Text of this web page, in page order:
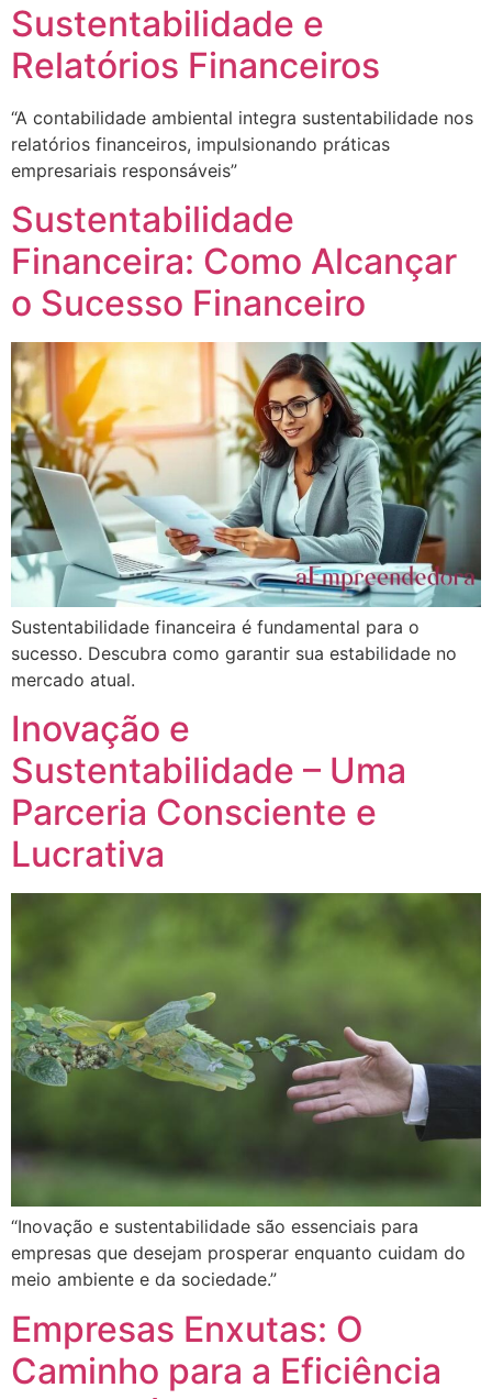
Sustentabilidade e
Relatórios Financeiros
“A contabilidade ambiental integra sustentabilidade nos
relatórios financeiros, impulsionando práticas
empresariais responsáveis”
Sustentabilidade
Financeira: Como Alcançar
o Sucesso Financeiro
Sustentabilidade financeira é fundamental para o
sucesso. Descubra como garantir sua estabilidade no
mercado atual.
Inovação e
Sustentabilidade – Uma
Parceria Consciente e
Lucrativa
“Inovação e sustentabilidade são essenciais para
empresas que desejam prosperar enquanto cuidam do
meio ambiente e da sociedade.”
Empresas Enxutas: O
Caminho para a Eficiência